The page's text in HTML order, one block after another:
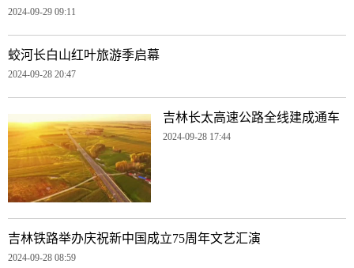
2024-09-29 09:11
蛟河长白山红叶旅游季启幕
2024-09-28 20:47
吉林长太高速公路全线建成通车
2024-09-28 17:44
吉林铁路举办庆祝新中国成立75周年文艺汇演
2024-09-28 08:59